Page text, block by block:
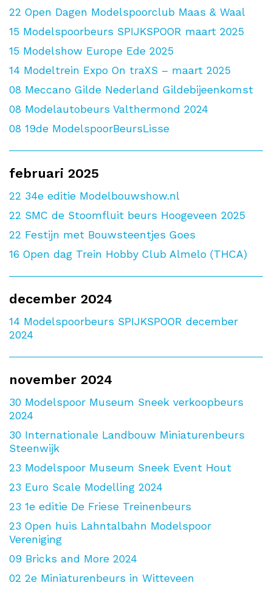
22 Open Dagen Modelspoorclub Maas & Waal
15 Modelspoorbeurs SPIJKSPOOR maart 2025
15 Modelshow Europe Ede 2025
14 Modeltrein Expo On traXS – maart 2025
08 Meccano Gilde Nederland Gildebijeenkomst
08 Modelautobeurs Valthermond 2024
08 19de ModelspoorBeursLisse
februari 2025
22 34e editie Modelbouwshow.nl
22 SMC de Stoomfluit beurs Hoogeveen 2025
22 Festijn met Bouwsteentjes Goes
16 Open dag Trein Hobby Club Almelo (THCA)
december 2024
14 Modelspoorbeurs SPIJKSPOOR december
2024
november 2024
30 Modelspoor Museum Sneek verkoopbeurs
2024
30 Internationale Landbouw Miniaturenbeurs
Steenwijk
23 Modelspoor Museum Sneek Event Hout
23 Euro Scale Modelling 2024
23 1e editie De Friese Treinenbeurs
23 Open huis Lahntalbahn Modelspoor
Vereniging
09 Bricks and More 2024
02 2e Miniaturenbeurs in Witteveen